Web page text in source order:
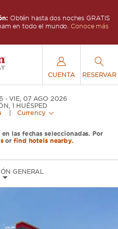
Obtén hasta dos noches GRATIS
en todo el mundo. Conoce más
CUENTA RESERVAR
VIE, 07 AGO 2026
, 1 HUÉSPED
Currency
las fechas seleccionadas. Por
orfind hotels nearby.
GENERAL